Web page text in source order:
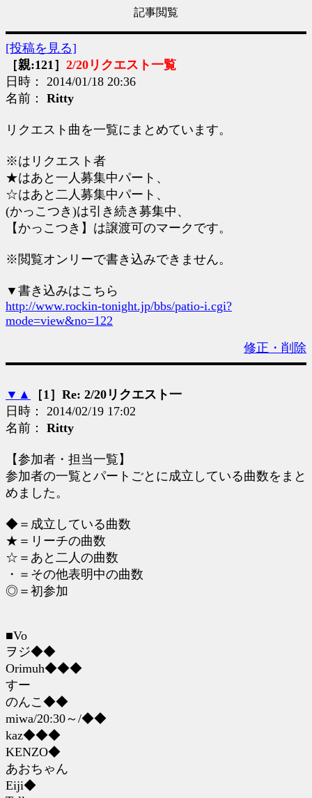
記事閲覧
[投稿を見る]
［親:121］ 2/20リクエスト一覧
日時： 2014/01/18 20:36
名前： Ritty
リクエスト曲を一覧にまとめています。
※はリクエスト者
★はあと一人募集中パート、
☆はあと二人募集中パート、
(かっこつき)は引き続き募集中、
【かっこつき】は譲渡可のマークです。
※閲覧オンリーで書き込みできません。
▼書き込みはこちら
http://www.rockin-tonight.jp/bbs/patio-i.cgi?
mode=view&no=122
修正・削除
▼ ▲
［1］Re: 2/20リクエスト一
日時： 2014/02/19 17:02
名前： Ritty
【参加者・担当一覧】
参加者の一覧とパートごとに成立している曲数をまと
めました。
◆＝成立している曲数
★＝リーチの曲数
☆＝あと二人の曲数
・＝その他表明中の曲数
◎＝初参加
■Vo
ヲジ◆◆
Orimuh◆◆◆
すー
のんこ◆◆
miwa/20:30～/◆◆
kaz◆◆◆
KENZO◆
あおちゃん
Eiji◆